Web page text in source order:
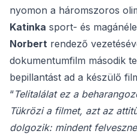
nyomon a háromszoros
Katinka sport- és
Norbert rendező
dokumentumfilm második
bepillantást ad a készülő
“Telitalálat ez a
Tükrözi a filmet, azt az
dolgozik: mindent